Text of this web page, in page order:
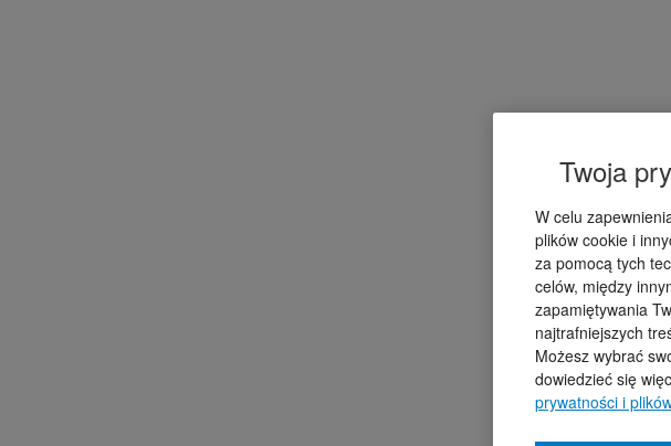
Twoja
W celu
plików cookie i
za pomocą tych
celów, między
zapamiętywania
najtrafniejszych
Możesz wybrać
dowiedzieć się
prywatności i